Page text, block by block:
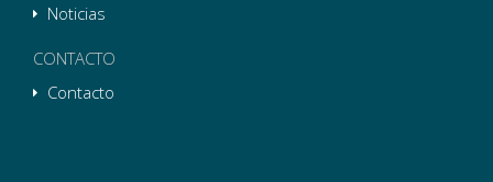
Noticias
CONTACTO
Contacto